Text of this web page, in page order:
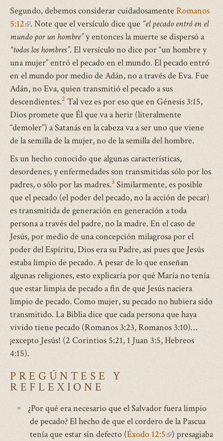
Segundo, debemos considerar cuidadosamente Romanos
5:12(link
is
external)
. Note que el versículo dice que “el pecado entró en el
mundo por un hombre”y entonces la muerte se dispersó a
“todos los hombres”. El versículo no dice por “un hombre y
una mujer” entró el pecado en el mundo. El pecado entró
en el mundo por medio de Adán, no a través de Eva. Fue
Adán, no Eva, quien transmitió el pecado a sus
descendientes.2 Tal vez es por eso que en Génesis 3:15,
Dios promete que Él que va a herir (literalmente
“demoler”) a Satanás en la cabeza va a ser uno que viene
de la semilla de la mujer, no de la semilla del hombre.
Es un hecho conocido que algunas características,
desordenes, y enfermedades son transmitidas sólo por los
padres, o sólo por las madres.3 Similarmente, es posible
que el pecado (el poder del pecado, no la acción de pecar)
es transmitida de generación en generación a toda
persona a través del padre, no la madre. En el caso de
Jesús, por medio de una concepción milagrosa por el
poder del Espíritu, Dios era su Padre, así pues que Jesús
estaba limpio de pecado. A pesar de lo que enseñan
algunas religiones, esto explicaría por qué María no tenía
que estar limpia de pecado a fin de que Jesús naciera
limpio de pecado. Como mujer, su pecado no hubiera sido
transmitido. La Biblia dice que cada persona que haya
vivido tiene pecado (Romanos 3:23, Romanos 3:10)…
¡excepto Jesús! (2 Corintios 5:21, 1 Juan 3:5, Hebreos
4:15).
PREGÚNTESE Y
REFLEXIONE
¿Por qué era necesario que el Salvador fuera limpio
de pecado? El hecho de que el cordero de la Pascua
tenía que estar sin defecto (Éxodo 12:5
(link ) presagiaba